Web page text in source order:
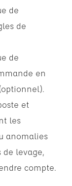
de
de
de
en
et
les
anomalies
de levage,
compte.